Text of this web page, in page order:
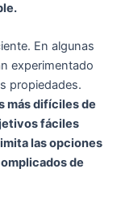
En algunas
experimentado
propiedades.
más difíciles de
fáciles
las opciones
de